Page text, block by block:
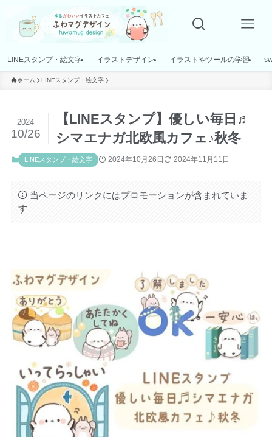
LINEスタンプ・絵文字 イラストデザイン イラストやツールの学習
ホーム LINEスタンプ・絵文字
【LINEスタンプ】優しい毎日♬
シマエナガ北欧風カフェ♪秋冬
2024
10/26
LINEスタンプ・絵文字 2024年10月26日 2024年11月11日
当ページのリンクにはプロモーションが含まれていま
す